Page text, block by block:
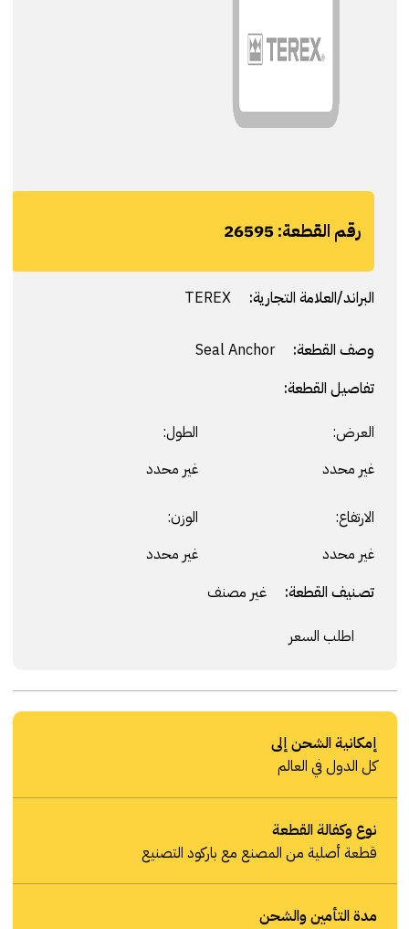
رقم القطعة:26595
البراند/العلامة التجارية: TEREX
وصف القطعة:
Seal Anchor
تفاصيل القطعة:
العرض:
غير محدد
الطول:
غير محدد
الارتفاع:
غير محدد
الوزن:
غير محدد
تصنيف القطعة: غير مصنف
اطلب السعر
إمكانية الشحن إلى
كل الدول في العالم
نوع وكفالة القطعة
قطعة أصلية من المصنع مع باركود التصنيع
مدة التأمين والشحن